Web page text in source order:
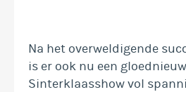
Na het overweldigende
is er ook nu een
Sinterklaasshow vol